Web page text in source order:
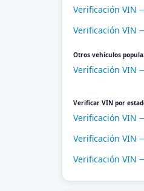
Verificación VIN
Verificación VIN
Otros vehículos
Verificación VIN
Verificar VIN por
Verificación VIN
Verificación VIN
Verificación VIN